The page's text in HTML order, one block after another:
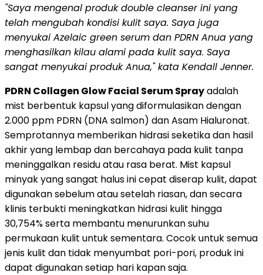
"Saya mengenal produk double cleanser ini yang
telah mengubah kondisi kulit saya. Saya juga
menyukai Azelaic green serum dan PDRN Anua yang
menghasilkan kilau alami pada kulit saya. Saya
sangat menyukai produk Anua,"kata Kendall Jenner.
PDRN Collagen Glow Facial Serum Sprayadalah
mist berbentuk kapsul yang diformulasikan dengan
2.000 ppm PDRN (DNA salmon) dan Asam Hialuronat.
Semprotannya memberikan hidrasi seketika dan hasil
akhir yang lembap dan bercahaya pada kulit tanpa
meninggalkan residu atau rasa berat. Mist kapsul
minyak yang sangat halus ini cepat diserap kulit, dapat
digunakan sebelum atau setelah riasan, dan secara
klinis terbukti meningkatkan hidrasi kulit hingga
30,754% serta membantu menurunkan suhu
permukaan kulit untuk sementara. Cocok untuk semua
jenis kulit dan tidak menyumbat pori-pori, produk ini
dapat digunakan setiap hari kapan saja.